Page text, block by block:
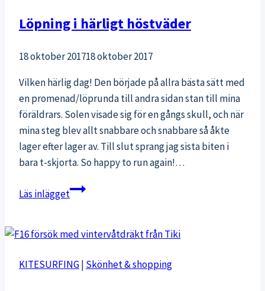
Löpning i härligt höstväder
18 oktober 201718 oktober 2017
Vilken härlig dag! Den började på allra bästa sätt med
en promenad/löprunda till andra sidan stan till mina
föräldrars. Solen visade sig för en gångs skull, och när
mina steg blev allt snabbare och snabbare så åkte
lager efter lager av. Till slut sprang jag sista biten i
bara t-skjorta. So happy to run again!…
Läs inläggetLöpning
höstväder
KITESURFING| Skönhet & shopping